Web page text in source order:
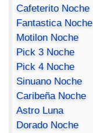
Cafeterito Noche
Fantastica Noche
Motilon Noche
Pick 3 Noche
Pick 4 Noche
Sinuano Noche
Caribeña Noche
Astro Luna
Dorado Noche